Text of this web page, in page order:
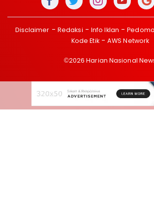
Disclaimer Redaksi Info Iklan
Kode Etik
AWS Network
©2026 Harian Nasional